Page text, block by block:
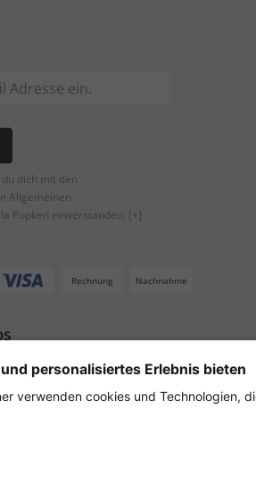
dich mit den
Allgemeinen
Popken einverstanden. [+]
Rechnung Nachnahme